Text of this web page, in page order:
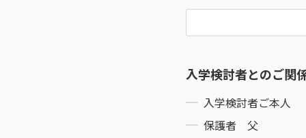
入学検討者とのご関
入学検討者ご本人
保護者 父